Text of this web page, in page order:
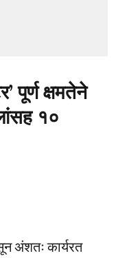
पूर्ण क्षमतेने
१०
अंशतः कार्यरत